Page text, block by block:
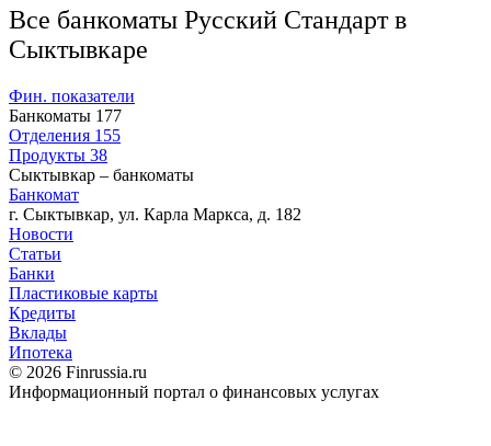
Все банкоматы Русский Стандарт в
Сыктывкаре
Фин. показатели
Банкоматы 177
Отделения 155
Продукты 38
Сыктывкар – банкоматы
Банкомат
г. Сыктывкар, ул. Карла Маркса, д. 182
Новости
Статьи
Банки
Пластиковые карты
Кредиты
Вклады
Ипотека
© 2026 Finrussia.ru
Информационный портал о финансовых услугах